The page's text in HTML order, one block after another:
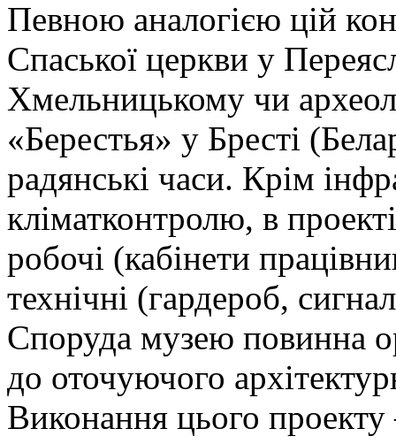
Певною аналогією цій
Спаської церкви у
Хмельницькому чи
«Берестья» у Бресті
радянські часи. Крім
кліматконтролю, в
робочі (кабінети
технічні (гардероб,
Споруда музею повинна
до оточуючого
Виконання цього